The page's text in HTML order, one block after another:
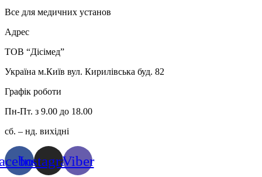
Все для медичних установ
Адрес
ТОВ “Дісімед”
Україна м.Київ вул. Кирилівська буд. 82
Графік роботи
Пн-Пт. з 9.00 до 18.00
сб. – нд. вихідні
InstagramViber